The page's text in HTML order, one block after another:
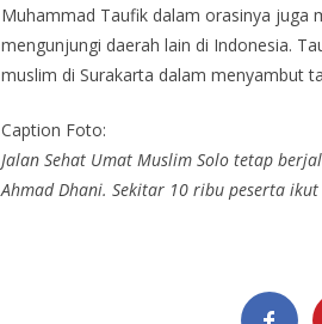
Muhammad Taufik dalam orasinya juga
mengunjungi daerah lain di Indonesia.
muslim di Surakarta dalam menyambut
Caption Foto:
Jalan Sehat Umat Muslim Solo tetap
Ahmad Dhani. Sekitar 10 ribu peserta